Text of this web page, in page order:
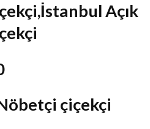
Açık
çiçekçi